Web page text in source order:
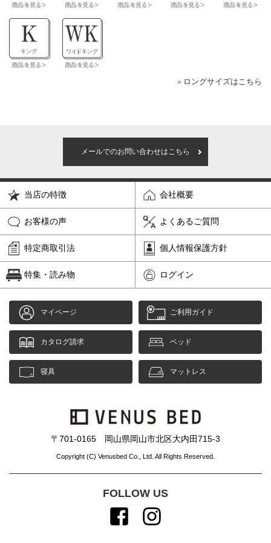
ロングサイズはこちら
メールでのお問い合わせはこちら
当店の特徴 会社概要
お客様の声 よくあるご質問
特定商取引法 個人情報保護方針
特集・読み物 ログイン
マイページ ご利用ガイド
カタログ請求 ベッド
寝具 マットレス
〒701-0165 岡山県岡山市北区大内田715-3
Copyright (C) Venusbed Co., Ltd. All Rights Reserved.
FOLLOW US